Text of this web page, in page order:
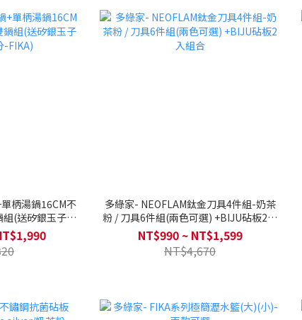
柄湯鍋16CM不
(送矽銀玉子燒
多綠家- NEOFLAM鈦金刀具4件組-奶茶
粉 / 刀具6件組(兩色可選) +BIJU砧板2入
組合
NT$990 ~ NT$1,599
NT$4,670